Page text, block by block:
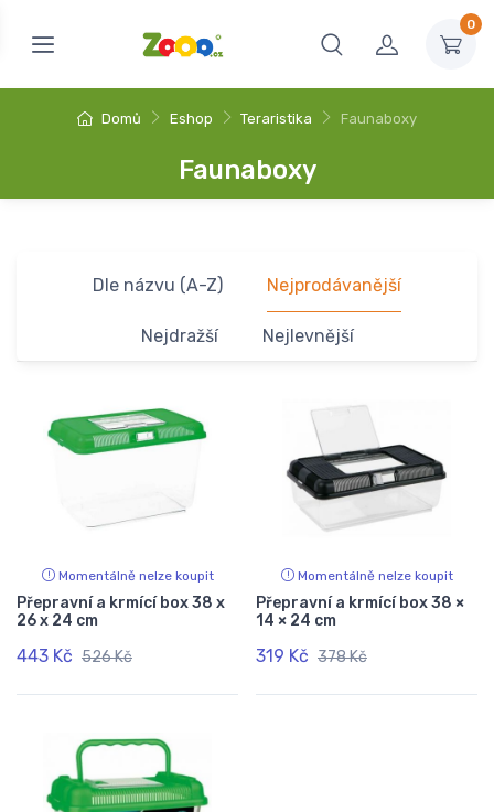
0
Domů Eshop Teraristika Faunaboxy
Faunaboxy
Dle názvu (A-Z) Nejprodávanější
Nejdražší Nejlevnější
Momentálně nelze koupit
Přepravní a krmící box 38 x
26 x 24 cm
443 Kč 526 Kč
Momentálně nelze koupit
Přepravní a krmící box 38 ×
14 × 24 cm
319 Kč 378 Kč